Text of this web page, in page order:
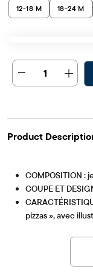
12-18 M 18-24 M
1
Product
COMPOSITION :
COUPE ET
pizzas », avec